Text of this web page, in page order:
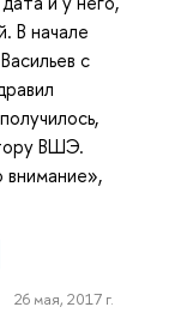
В начале
с
ВШЭ.
26 мая, 2017 г.